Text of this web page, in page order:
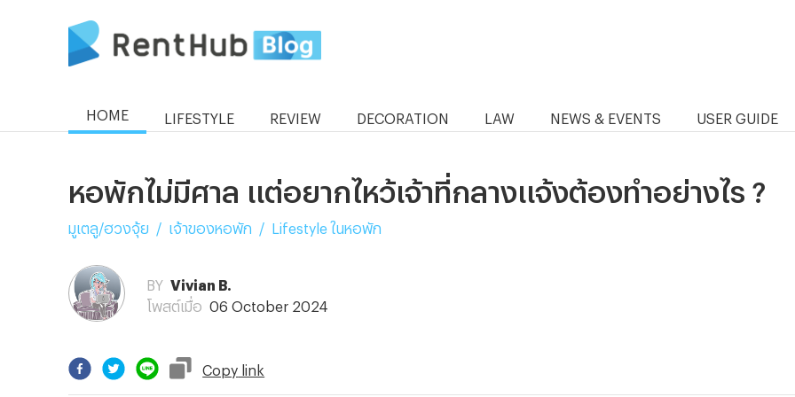
HOME LIFESTYLE REVIEW DECORATION LAW NEWS & EVENTS USER GUIDE
หอพักไม่มีศาล แต่อยากไหว้เจ้าที่กลางแจ้งต้องทำอย่างไร ?
มูเตลู/ฮวงจุ้ย / เจ้าของหอพัก / Lifestyle ในหอพัก
BY
Vivian B.
โพสต์เมื่อ
06 October 2024
Copy link